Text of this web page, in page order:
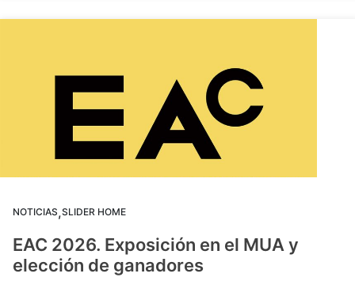
NOTICIAS,SLIDER HOME
EAC 2026. Exposición en el MUA y
elección de ganadores